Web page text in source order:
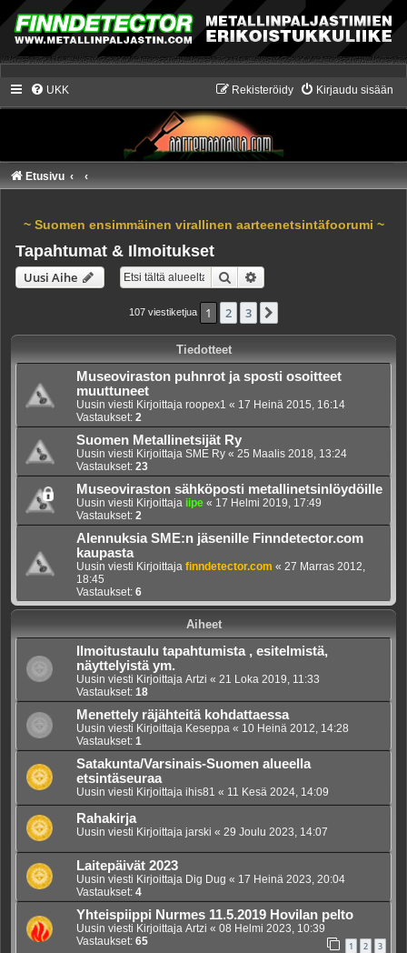
UKK Kirjaudu sisään
Rekisteröidy
Etusivu
~ Suomen ensimmäinen virallinen aarteenetsintäfoorumi ~
Tapahtumat & Ilmoitukset
Uusi Aihe Etsi
107 viestiketjua 1 2 3
Tiedotteet
Museoviraston puhnrot ja sposti osoitteet
muuttuneet
Uusin viesti Kirjoittaja roopex1 « 17 Heinä 2015, 16:14
Vastaukset: 2
Suomen Metallinetsijät Ry
Uusin viesti Kirjoittaja SME Ry « 25 Maalis 2018, 13:24
Vastaukset: 23
Museoviraston sähköposti metallinetsinlöydöille
Uusin viesti Kirjoittaja iipe « 17 Helmi 2019, 17:49
Vastaukset: 2
Alennuksia SME:n jäsenille Finndetector.com
kaupasta
Uusin viesti Kirjoittaja finndetector.com « 27 Marras 2012,
18:45
Vastaukset: 6
Aiheet
Ilmoitustaulu tapahtumista , esitelmistä,
näyttelyistä ym.
Uusin viesti Kirjoittaja Artzi « 21 Loka 2019, 11:33
Vastaukset: 18
Menettely räjähteitä kohdattaessa
Uusin viesti Kirjoittaja Keseppa « 10 Heinä 2012, 14:28
Vastaukset: 1
Satakunta/Varsinais-Suomen alueella
etsintäseuraa
Uusin viesti Kirjoittaja ihis81 « 11 Kesä 2024, 14:09
Rahakirja
Uusin viesti Kirjoittaja jarski « 29 Joulu 2023, 14:07
Laitepäivät 2023
Uusin viesti Kirjoittaja Dig Dug « 17 Heinä 2023, 20:04
Vastaukset: 4
Yhteispiippi Nurmes 11.5.2019 Hovilan pelto
Uusin viesti Kirjoittaja Artzi « 08 Helmi 2023, 10:39
Vastaukset: 65 1 2 3